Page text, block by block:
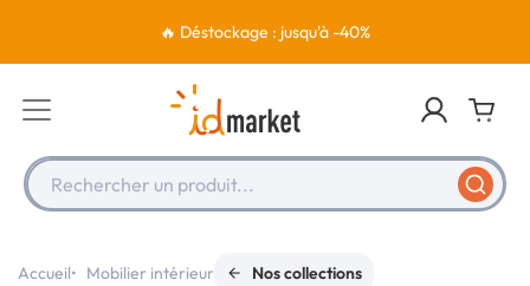
🔥 Déstockage : jusqu'à -40%
Rechercher un produit...
Accueil Mobilier intérieur Nos collections